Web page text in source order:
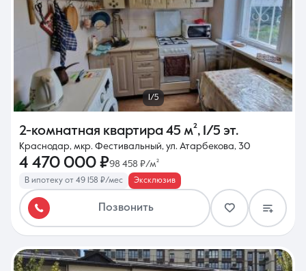
1/5
2-комнатная квартира 45 м², 1/5 эт.
Краснодар, мкр. Фестивальный, ул. Атарбекова, 30
4 470 000 ₽98 458 ₽/м²
В ипотеку от 49 158 ₽/мес Эксклюзив
Позвонить